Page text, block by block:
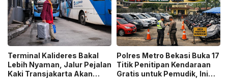
Terminal Kalideres Bakal
Lebih Nyaman, Jalur Pejalan
Kaki Transjakarta Akan
Polres Metro Bekasi Buka 17
Titik Penitipan Kendaraan
Gratis untuk Pemudik, Ini